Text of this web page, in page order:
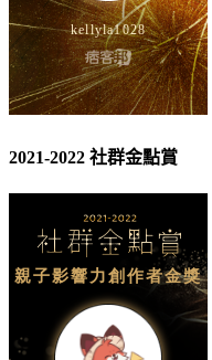
2021-2022 社群金點賞